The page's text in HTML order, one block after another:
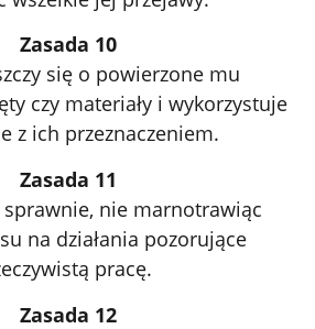
Zasada 10
się o powierzone mu
czy materiały i wykorzystuje
z ich przeznaczeniem.
Zasada 11
sprawnie, nie marnotrawiąc
na działania pozorujące
pracę.
Zasada 12